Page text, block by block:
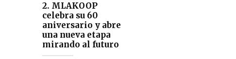
2. MLAKOOP
celebra su 60
aniversario y abre
una nueva etapa
mirando al futuro